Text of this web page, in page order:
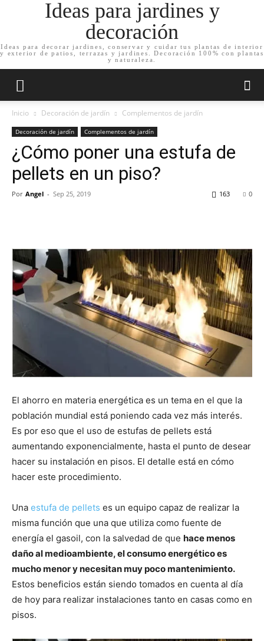
Ideas para jardines y
decoración
Ideas para decorar jardines, conservar y cuidar tus plantas de interior
y exterior de patios, terrazas y jardines. Decoración 100% con plantas
y naturaleza.
Inicio Decoración de jardín Complementos de jardín
Decoración de jardín Complementos de jardín
¿Cómo poner una estufa de
pellets en un piso?
Por Angel - Sep 25, 2019 0
163
El ahorro en materia energética es un tema en el que la
población mundial está poniendo cada vez más interés.
Es por eso que el uso de estufas de pellets está
aumentando exponencialmente, hasta el punto de desear
hacer su instalación en pisos. El detalle está en cómo
hacer este procedimiento.
Una estufa de pellets es un equipo capaz de realizar la
misma función que una que utiliza como fuente de
energía el gasoil, con la salvedad de que hace menos
daño al medioambiente, el consumo energético es
mucho menor y necesitan muy poco mantenimiento.
Estos beneficios están siendo tomados en cuenta al día
de hoy para realizar instalaciones tanto en casas como en
pisos.